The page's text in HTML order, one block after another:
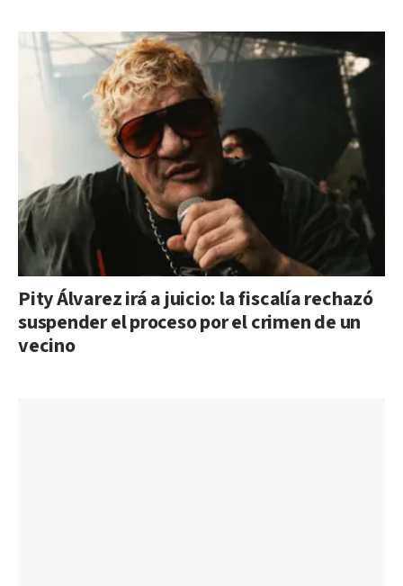
Pity Álvarez irá a juicio: la fiscalía rechazó
suspender el proceso por el crimen de un
vecino